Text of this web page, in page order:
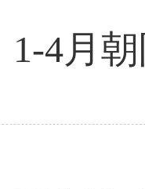
1-4月